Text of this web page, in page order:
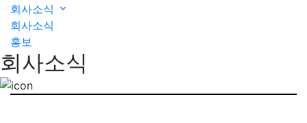
회사소식
회사소식
홍보
회사소식